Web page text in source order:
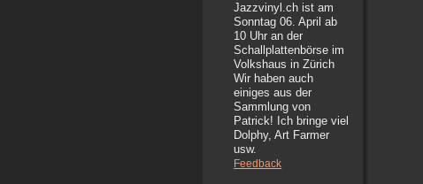
Jazzvinyl.ch ist am
Sonntag 06. April ab
10 Uhr an der
Schallplattenbörse im
Volkshaus in Zürich
Wir haben auch
einiges aus der
Sammlung von
Patrick! Ich bringe viel
Dolphy, Art Farmer
usw.
Feedback